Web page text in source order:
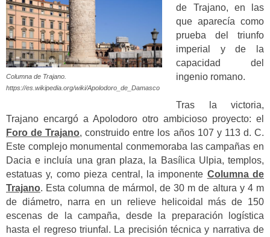
Columna de Trajano.
https://es.wikipedia.org/wiki/Apolodoro_de_Damasco
de Trajano, en las
que aparecía como
prueba del triunfo
imperial y de la
capacidad del
ingenio romano.
Tras la victoria,
Trajano encargó a Apolodoro otro ambicioso proyecto: el
Foro de Trajano, construido entre los años 107 y 113 d. C.
Este complejo monumental conmemoraba las campañas en
Dacia e incluía una gran plaza, la Basílica Ulpia, templos,
estatuas y, como pieza central, la imponente Columna de
Trajano. Esta columna de mármol, de 30 m de altura y 4 m
de diámetro, narra en un relieve helicoidal más de 150
escenas de la campaña, desde la preparación logística
hasta el regreso triunfal. La precisión técnica y narrativa de